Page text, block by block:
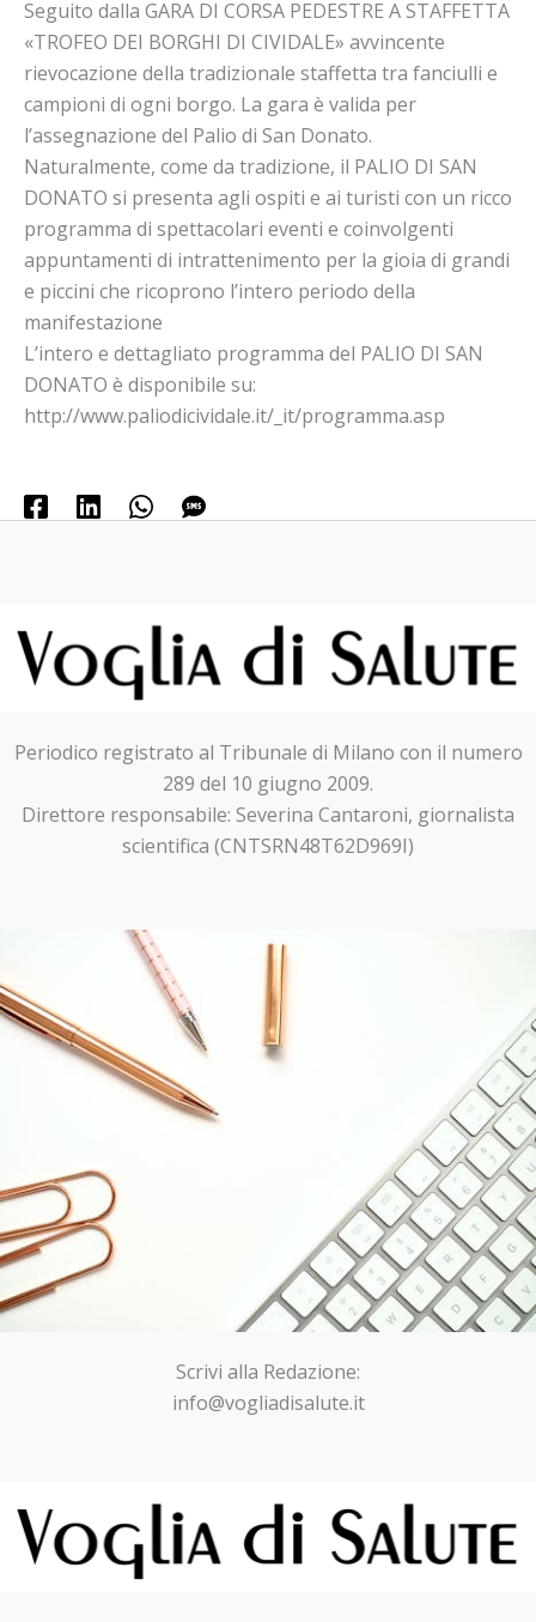
Seguito dalla GARA DI CORSA PEDESTRE A STAFFETTA
«TROFEO DEI BORGHI DI CIVIDALE» avvincente
rievocazione della tradizionale staffetta tra fanciulli e
campioni di ogni borgo. La gara è valida per
l’assegnazione del Palio di San Donato.
Naturalmente, come da tradizione, il PALIO DI SAN
DONATO si presenta agli ospiti e ai turisti con un ricco
programma di spettacolari eventi e coinvolgenti
appuntamenti di intrattenimento per la gioia di grandi
e piccini che ricoprono l’intero periodo della
manifestazione
L’intero e dettagliato programma del PALIO DI SAN
DONATO è disponibile su:
http://www.paliodicividale.it/_it/programma.asp
Periodico registrato al Tribunale di Milano con il numero
289 del 10 giugno 2009.
Direttore responsabile: Severina Cantaroni, giornalista
scientifica (CNTSRN48T62D969I)
Scrivi alla Redazione:
info@vogliadisalute.it